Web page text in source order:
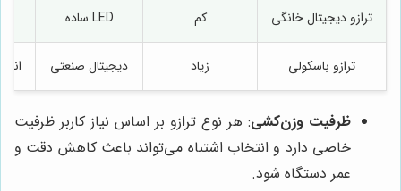
ترازو دیجیتال خانگی کم LED ساده
ترازو باسکولی زیاد دیجیتال صنعتی
ظرفیت وزن‌کشی: هر نوع ترازو بر اساس نیاز کاربر ظرفیت
خاصی دارد و انتخاب اشتباه می‌تواند باعث کاهش دقت و
عمر دستگاه شود.